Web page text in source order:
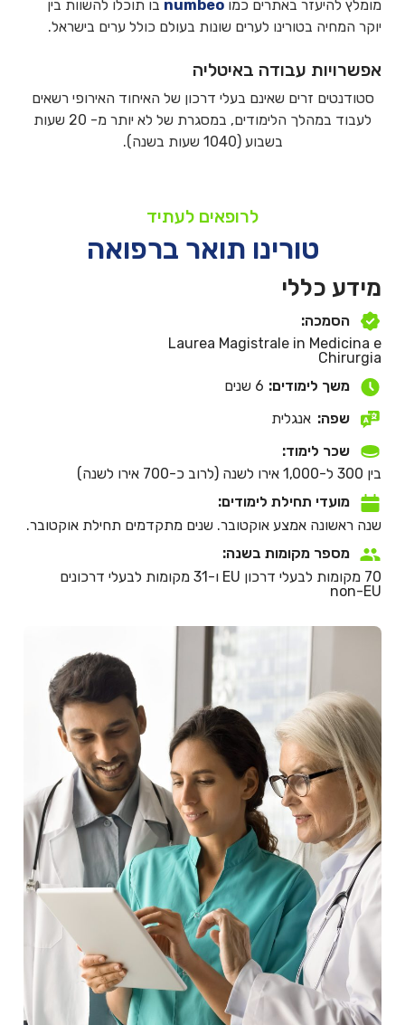
מומלץ להיעזר באתרים כמו numbeo בו תוכלו להשוות בין
יוקר המחיה בטורינו לערים שונות בעולם כולל ערים בישראל.
אפשרויות עבודה באיטליה
סטודנטים זרים שאינם בעלי דרכון של האיחוד האירופי רשאים
לעבוד במהלך הלימודים, במסגרת של לא יותר מ- 20 שעות
בשבוע (1040 שעות בשנה).
לרופאים לעתיד
טורינו תואר ברפואה
מידע כללי
הסמכה:
Laurea Magistrale in Medicina e
Chirurgia
משך לימודים: 6 שנים
שפה: אנגלית
שכר לימוד:
בין 300 ל-1,000 אירו לשנה (לרוב כ-700 אירו לשנה)
מועדי תחילת לימודים:
שנה ראשונה אמצע אוקטובר. שנים מתקדמים תחילת אוקטובר.
מספר מקומות בשנה:
70 מקומות לבעלי דרכון EU ו-31 מקומות לבעלי דרכונים
non-EU